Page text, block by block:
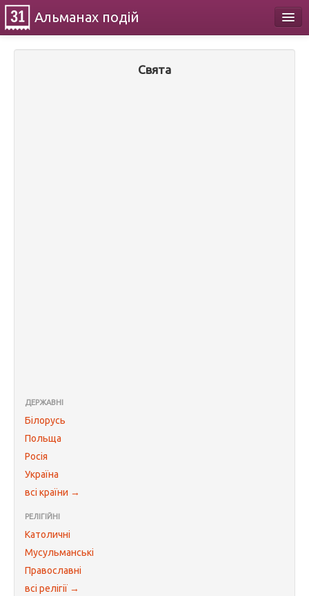
Альманах подій
Свята
ДЕРЖАВНІ
Білорусь
Польща
Росія
Україна
всі країни →
РЕЛІГІЙНІ
Католичні
Мусульманські
Православні
всі релігії →